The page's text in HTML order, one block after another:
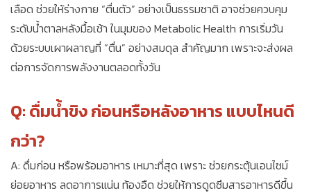
เลือด ช่วยให้ร่างกาย “ตื่นตัว” อย่างเป็นธรรมชาติ อาจช่วยควบคุม
ระดับน้ำตาลหลังมื้อเช้า ในมุมของ Metabolic Health การเริ่มวัน
ด้วยระบบเผาผลาญที่ “ตื่น” อย่างสมดุล สำคัญมาก เพราะจะส่งผล
ต่อการจัดการพลังงานตลอดทั้งวัน
Q: ดื่มน้ำขิง ก่อนหรือหลังอาหาร แบบไหนดี
กว่า?
A: ดื่มก่อน หรือพร้อมอาหาร เหมาะที่สุด เพราะ ช่วยกระตุ้นเอนไซม์
ย่อยอาหาร ลดอาการแน่น ท้องอืด ช่วยให้การดูดซึมสารอาหารดีขึ้น